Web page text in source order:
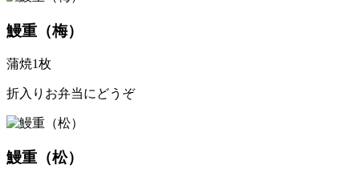
鰻重（梅）
蒲焼1枚
折入りお弁当にどうぞ
鰻重（松）